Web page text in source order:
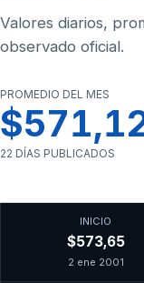
Valores diarios,
observado oficial.
PROMEDIO DEL MES
22 DÍAS PUBLICADOS
INICIO
$573,65
2 ene 2001